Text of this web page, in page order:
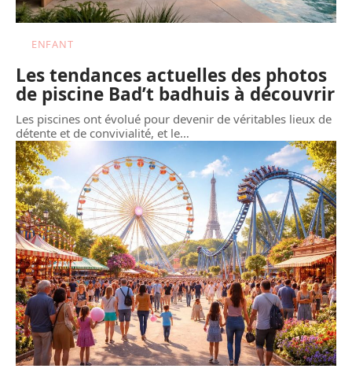
ENFANT
Les tendances actuelles des photos
de piscine Bad’t badhuis à découvrir
Les piscines ont évolué pour devenir de véritables lieux de
détente et de convivialité, et le…